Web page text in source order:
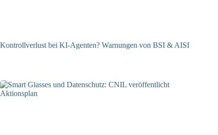
Kontrollverlust bei KI-Agenten? Warnungen von BSI & AISI